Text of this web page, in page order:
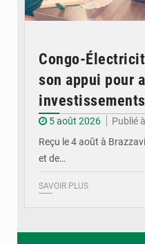
Congo-
son appui pour
investissements
5 août 2026
Publié
Reçu le 4 août à
et de…
SAVOIR PLUS